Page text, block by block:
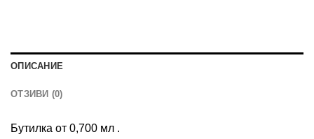
ОПИСАНИЕ
ОТЗИВИ (0)
Бутилка от 0,700 мл .